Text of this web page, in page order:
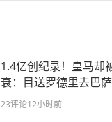
1.4亿创纪录！皇马却
衰：目送罗德里去巴
家德比没法踢了
23评论12小时前